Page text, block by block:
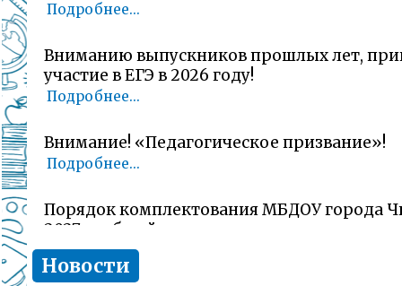
Подробнее...
Вниманию выпускников прошлых лет,
участие в ЕГЭ в 2026 году!
Подробнее...
Внимание! «Педагогическое призвание»!
Подробнее...
Порядок комплектования МБДОУ города
2027 учебный год
Подробнее...
Новости